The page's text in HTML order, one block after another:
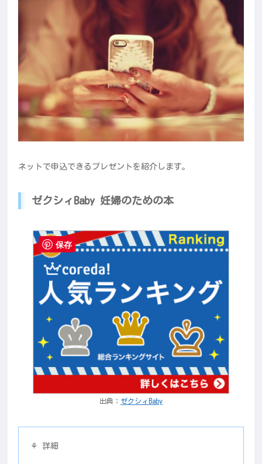
ネットで申込できるプレゼントを紹介します。
ゼクシィBaby 妊婦のための本
出典： ゼクシィBaby
⚘ 詳細
保存